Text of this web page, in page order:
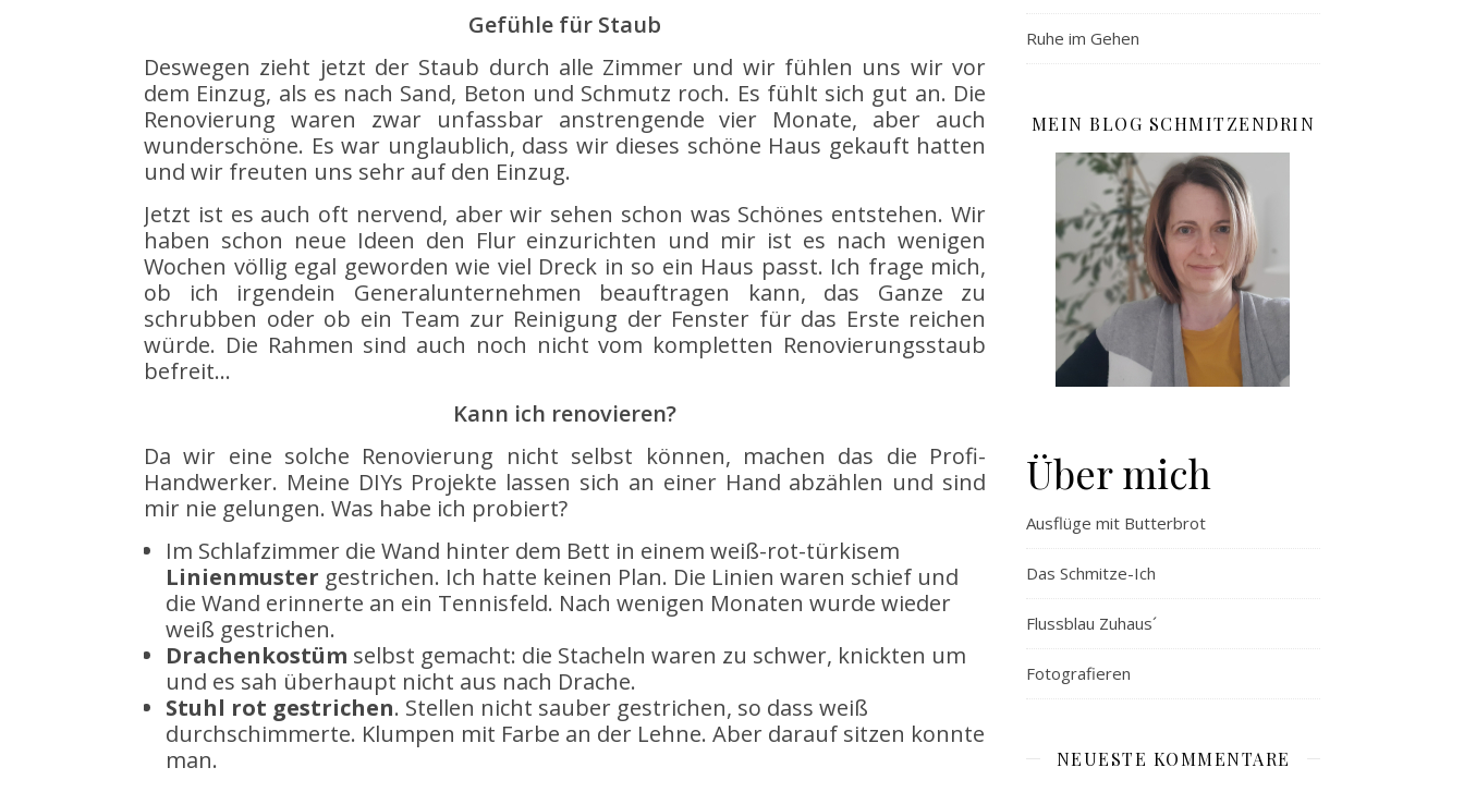
Gefühle für Staub
Deswegen zieht jetzt der Staub durch alle Zimmer und wir fühlen uns wir vor
dem Einzug, als es nach Sand, Beton und Schmutz roch. Es fühlt sich gut an. Die
Renovierung waren zwar unfassbar anstrengende vier Monate, aber auch
wunderschöne. Es war unglaublich, dass wir dieses schöne Haus gekauft hatten
und wir freuten uns sehr auf den Einzug.
Jetzt ist es auch oft nervend, aber wir sehen schon was Schönes entstehen. Wir
haben schon neue Ideen den Flur einzurichten und mir ist es nach wenigen
Wochen völlig egal geworden wie viel Dreck in so ein Haus passt. Ich frage mich,
ob ich irgendein Generalunternehmen beauftragen kann, das Ganze zu
schrubben oder ob ein Team zur Reinigung der Fenster für das Erste reichen
würde. Die Rahmen sind auch noch nicht vom kompletten Renovierungsstaub
befreit…
Kann ich renovieren?
Da wir eine solche Renovierung nicht selbst können, machen das die Profi-
Handwerker. Meine DIYs Projekte lassen sich an einer Hand abzählen und sind
mir nie gelungen. Was habe ich probiert?
Im Schlafzimmer die Wand hinter dem Bett in einem weiß-rot-türkisem
Linienmuster gestrichen. Ich hatte keinen Plan. Die Linien waren schief und
die Wand erinnerte an ein Tennisfeld. Nach wenigen Monaten wurde wieder
weiß gestrichen.
Drachenkostüm selbst gemacht: die Stacheln waren zu schwer, knickten um
und es sah überhaupt nicht aus nach Drache.
Stuhl rot gestrichen. Stellen nicht sauber gestrichen, so dass weiß
durchschimmerte. Klumpen mit Farbe an der Lehne. Aber darauf sitzen konnte
man.
Ruhe im Gehen
MEIN BLOG SCHMITZENDRIN
Über mich
Ausflüge mit Butterbrot
Das Schmitze-Ich
Flussblau Zuhaus´
Fotografieren
NEUESTE KOMMENTARE